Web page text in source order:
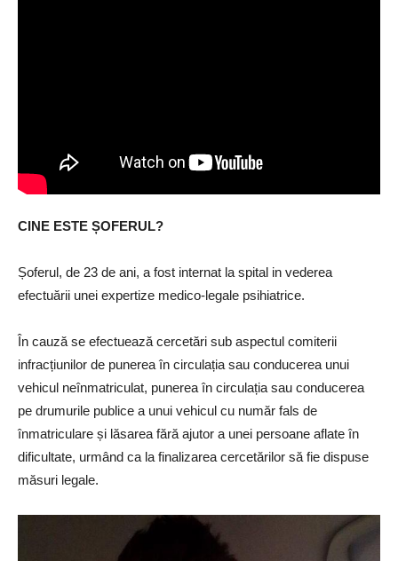
CINE ESTE ȘOFERUL?
Șoferul, de 23 de ani, a fost internat la spital in vederea
efectuării unei expertize medico-legale psihiatrice.
În cauză se efectuează cercetări sub aspectul comiterii
infracțiunilor de punerea în circulația sau conducerea unui
vehicul neînmatriculat, punerea în circulația sau conducerea
pe drumurile publice a unui vehicul cu număr fals de
înmatriculare și lăsarea fără ajutor a unei persoane aflate în
dificultate, urmând ca la finalizarea cercetărilor să fie dispuse
măsuri legale.